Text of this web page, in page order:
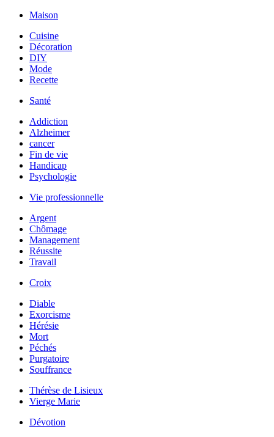
Maison
Cuisine
Décoration
DIY
Mode
Recette
Santé
Addiction
Alzheimer
cancer
Fin de vie
Handicap
Psychologie
Vie professionnelle
Argent
Chômage
Management
Réussite
Travail
Croix
Diable
Exorcisme
Hérésie
Mort
Péchés
Purgatoire
Souffrance
Thérèse de Lisieux
Vierge Marie
Dévotion